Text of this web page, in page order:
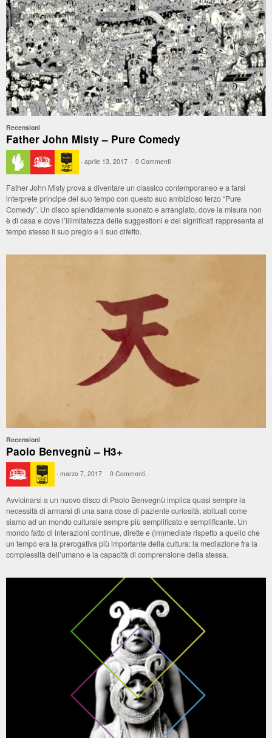
Recensioni
Father John Misty – Pure Comedy
· aprile 13, 2017 · 0 Commenti ·
Father John Misty prova a diventare un classico contemporaneo e a farsi
interprete principe del suo tempo con questo suo ambizioso terzo “Pure
Comedy”. Un disco splendidamente suonato e arrangiato, dove la misura non
è di casa e dove l’illimitatezza delle suggestioni e dei significati rappresenta al
tempo stesso il suo pregio e il suo difetto.
Recensioni
Paolo Benvegnù – H3+
· marzo 7, 2017 · 0 Commenti ·
Avvicinarsi a un nuovo disco di Paolo Benvegnù implica quasi sempre la
necessità di armarsi di una sana dose di paziente curiosità, abituati come
siamo ad un mondo culturale sempre più semplificato e semplificante. Un
mondo fatto di interazioni continue, dirette e (im)mediate rispetto a quello che
un tempo era la prerogativa più importante della cultura: la mediazione fra la
complessità dell’umano e la capacità di comprensione della stessa.